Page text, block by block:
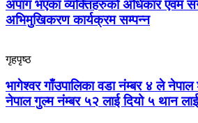
अपांग भएका व्यक्तिहरुको अधिकार एवंम
अभिमुखिकरण कार्यक्रम सम्पन्न
गृहपृष्ठ
भागेश्वर गाँउपालिका वडा नंम्बर ४ ले
नेपाल गुल्म नंम्बर ५२ लाई दियो ५ थान